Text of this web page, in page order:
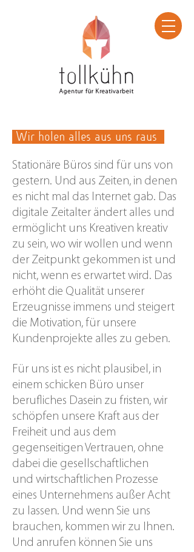
Wir holen alles aus uns raus
Stationäre Büros sind für uns von
gestern. Und aus Zeiten, in denen
es nicht mal das Internet gab. Das
digitale Zeitalter ändert alles und
ermöglicht uns Kreativen kreativ
zu sein, wo wir wollen und wenn
der Zeitpunkt gekommen ist und
nicht, wenn es erwartet wird. Das
erhöht die Qualität unserer
Erzeugnisse immens und steigert
die Motivation, für unsere
Kundenprojekte alles zu geben.
Für uns ist es nicht plausibel, in
einem schicken Büro unser
berufliches Dasein zu fristen, wir
schöpfen unsere Kraft aus der
Freiheit und aus dem
gegenseitigen Vertrauen, ohne
dabei die gesellschaftlichen
und wirtschaftlichen Prozesse
eines Unternehmens außer Acht
zu lassen. Und wenn Sie uns
brauchen, kommen wir zu Ihnen.
Und anrufen können Sie uns